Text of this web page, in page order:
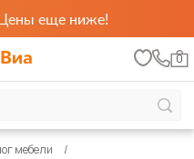
Цены еще ниже!
0
мебели